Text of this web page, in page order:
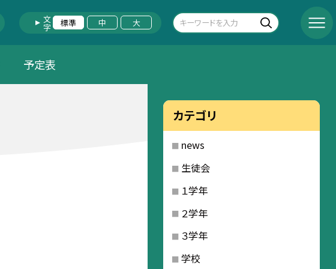
文字 標準 中 大
予定表
カテゴリ
news
生徒会
１学年
２学年
３学年
学校